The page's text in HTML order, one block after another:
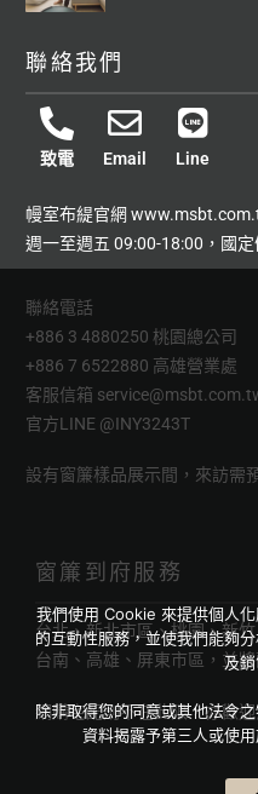
聯絡我們
致電 Email Line
幔室布緹官網
週一至週五 09:00-18:00，國
聯絡電話
+886 3 4880250 桃園總公司
+886 7 6522880 高雄營業處
客服信箱
官方LINE @INY3243T
設有窗簾樣品展示間，來訪需
窗簾到府服務
台北、新北市區、桃園、新
台南、高雄、屏東市區，並
網購宅配則不在此限，亦歡
我們使用 Cookie 來提供個人
的互動性服務，並使我們能夠
及
除非取得您的同意或其他法令
資料揭露予第三人或使